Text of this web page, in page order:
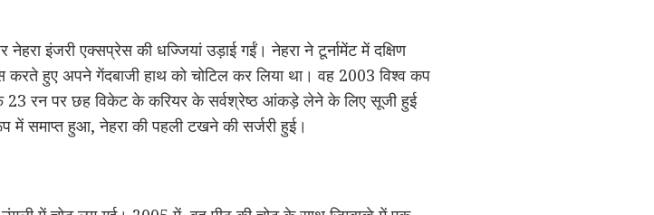
इंजरी एक्सप्रेस की धज्जियां उड़ाई गईं। नेहरा ने टूर्नामेंट में दक्षिण
हुए अपने गेंदबाजी हाथ को चोटिल कर लिया था। वह 2003 विश्व कप
23 रन पर छह विकेट के करियर के सर्वश्रेष्ठ आंकड़े लेने के लिए सूजी हुई
में समाप्त हुआ, नेहरा की पहली टखने की सर्जरी हुई।